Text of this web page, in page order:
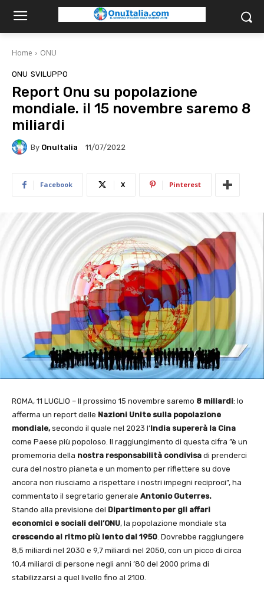
Home ONU
ONU SVILUPPO
Report Onu su popolazione
mondiale. il 15 novembre saremo 8
miliardi
By OnuItalia 11/07/2022
Facebook X Pinterest
ROMA, 11 LUGLIO – Il prossimo 15 novembre saremo 8 miliardi: lo
afferma un report delle Nazioni Unite sulla popolazione
mondiale,secondo il quale nel 2023 l’India supererà la Cina
come Paese più popoloso. Il raggiungimento di questa cifra ”è un
promemoria della nostra responsabilità condivisa di prenderci
cura del nostro pianeta e un momento per riflettere su dove
ancora non riusciamo a rispettare i nostri impegni reciproci”, ha
commentato il segretario generale Antonio Guterres.
Stando alla previsione del Dipartimento per gli affari
economici e sociali dell’ONU, la popolazione mondiale sta
crescendo al ritmo più lento dal 1950 . Dovrebbe raggiungere
8,5 miliardi nel 2030 e 9,7 miliardi nel 2050, con un picco di circa
10,4 miliardi di persone negli anni ’80 del 2000 prima di
stabilizzarsi a quel livello fino al 2100.